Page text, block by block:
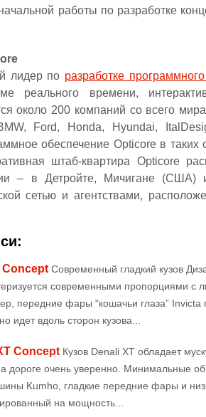
работы по разработке
лидер по разработке
реального времени,
около 200 компаний со всего
Ford, Honda, Hyundai,
обеспечение Opticore в таких
штаб-квартира Opticore
– в Детройте, Мичигане (США)
сетью и агентствами,
Concept Современный гладкий кузов
современными пропорциями с
передние фары “кошачьи глаза”
идет вдоль сторон кузова...
Concept Кузов Denali XT обладает
дороге очень уверенно. Минимальные
Kumho, гладкие передние фары и
на мощность...